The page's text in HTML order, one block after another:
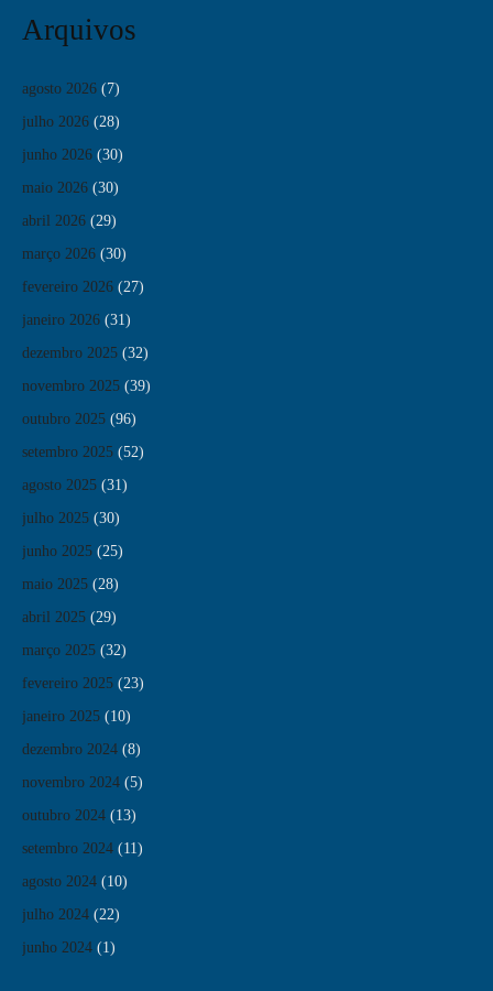
Arquivos
agosto 2026 (7)
julho 2026 (28)
junho 2026 (30)
maio 2026 (30)
abril 2026 (29)
março 2026 (30)
fevereiro 2026 (27)
janeiro 2026 (31)
dezembro 2025 (32)
novembro 2025 (39)
outubro 2025 (96)
setembro 2025 (52)
agosto 2025 (31)
julho 2025 (30)
junho 2025 (25)
maio 2025 (28)
abril 2025 (29)
março 2025 (32)
fevereiro 2025 (23)
janeiro 2025 (10)
dezembro 2024 (8)
novembro 2024 (5)
outubro 2024 (13)
setembro 2024 (11)
agosto 2024 (10)
julho 2024 (22)
junho 2024 (1)